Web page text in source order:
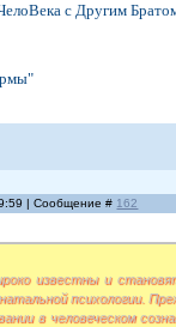
с Другим
| Сообщение # 162
известны и
психологии.
в человеческом